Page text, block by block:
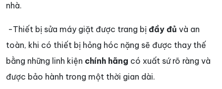
nhà.
-Thiết bị sửa máy giặt được trang bị đầy đủ và an
toàn, khi có thiết bị hỏng hóc nặng sẽ được thay thế
bằng những linh kiện chính hãng có xuất sứ rõ ràng và
được bảo hành trong một thời gian dài.